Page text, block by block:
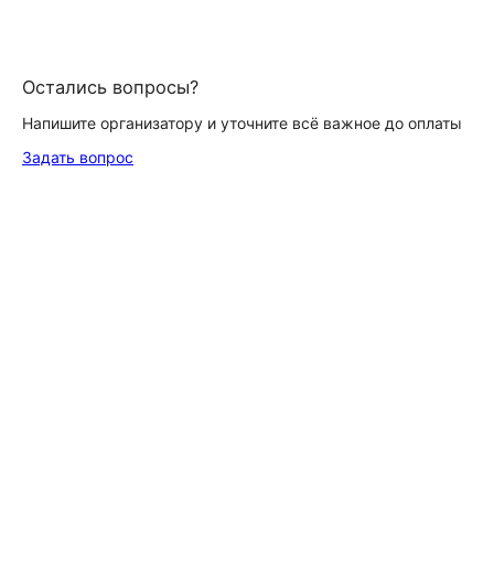
Остались вопросы?
Напишите организатору и уточните всё важное до оплаты
Задать вопрос